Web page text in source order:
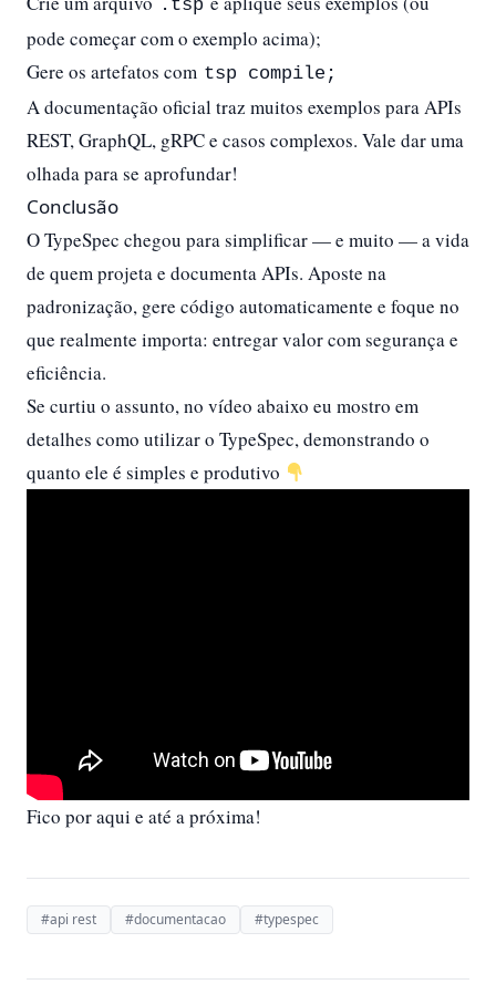
.tsp
pode começar com o exemplo acima);
Gere os artefatos com tsp compile;
A documentação oficial traz muitos exemplos para APIs
REST, GraphQL, gRPC e casos complexos. Vale dar uma
olhada para se aprofundar!
Conclusão
O TypeSpec chegou para simplificar — e muito — a vida
de quem projeta e documenta APIs. Aposte na
padronização, gere código automaticamente e foque no
que realmente importa: entregar valor com segurança e
eficiência.
Se curtiu o assunto, no vídeo abaixo eu mostro em
detalhes como utilizar o TypeSpec, demonstrando o
quanto ele é simples e produtivo
Fico por aqui e até a próxima!
#api rest #documentacao #typespec